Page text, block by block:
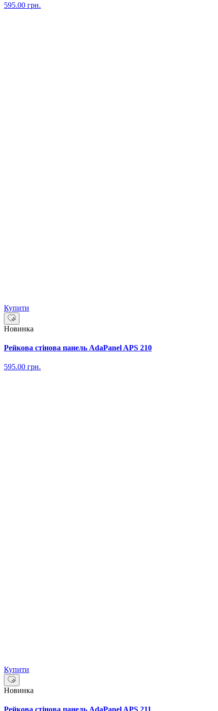
595.00 грн.
Купити
Новинка
Рейкова стінова панель AdaPanel APS 210
595.00 грн.
Купити
Новинка